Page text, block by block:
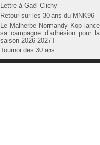
Lettre à Gaël Clichy
Retour sur les 30 ans du MNK96
Le Malherbe Normandy Kop lance
sa campagne d’adhésion pour la
saison 2026-2027 !
Tournoi des 30 ans